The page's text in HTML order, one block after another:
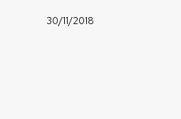
30/11/2018